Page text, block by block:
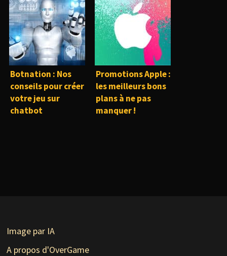
Botnation : Nos
conseils pour créer
votre jeu sur
chatbot
Promotions Apple :
les meilleurs bons
plans à ne pas
manquer !
Image par IA
A propos d'OverGame